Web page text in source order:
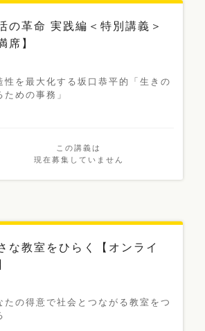
の革命 実践編＜特別講義＞
席】
性を最大化する坂口恭平的「生きの
ための事務」
この講義は
現在募集していません
な教室をひらく【オンライ
たの得意で社会とつながる教室をつ